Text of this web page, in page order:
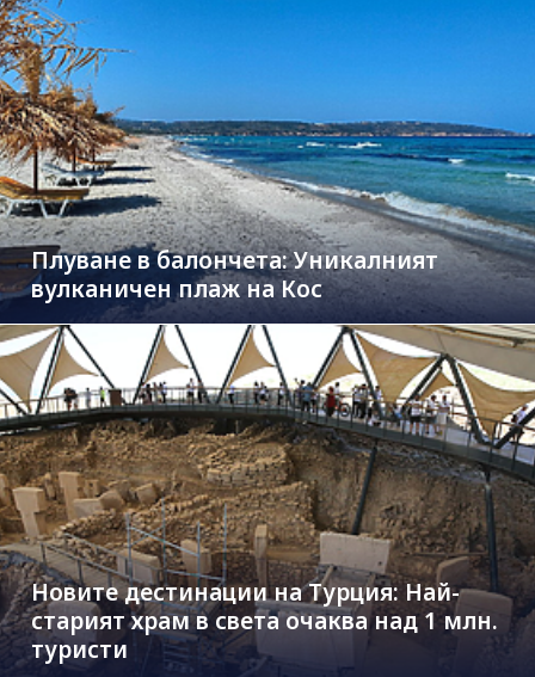
Плуване в балончета: Уникалният
вулканичен плаж на Кос
Новите дестинации на Турция: Най-
старият храм в света очаква над 1 млн.
туристи